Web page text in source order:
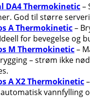
DA4 Thermokinetic–
God til større
A Thermokinetic–
for bevegelse og
M Thermokinetic–
– strøm ikke
A X2 Thermokinetic
vannfylling